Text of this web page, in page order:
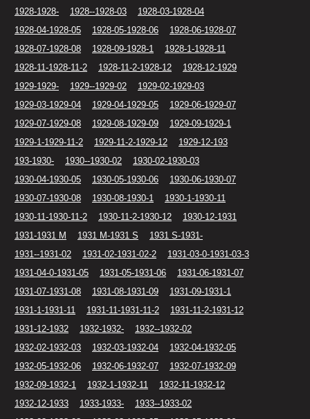
1928-1928- 1928--1928-03
1928-03-1928-04
1928-04-1928-05
1928-05-1928-06
1928-06-1928-07
1928-07-1928-08
1928-09-1928-1
1928-1-1928-11
1928-11-1928-11-2
1928-11-2-1928-12
1928-12-1929
1929-1929-
1929--1929-02
1929-02-1929-03
1929-03-1929-04
1929-04-1929-05
1929-06-1929-07
1929-07-1929-08
1929-08-1929-09
1929-09-1929-1
1929-1-1929-11-2
1929-11-2-1929-12
1929-12-193
193-1930-
1930--1930-02
1930-02-1930-03
1930-04-1930-05
1930-05-1930-06
1930-06-1930-07
1930-07-1930-08
1930-08-1930-1
1930-1-1930-11
1930-11-1930-11-2
1930-11-2-1930-12
1930-12-1931
1931-1931 M
1931 M-1931 S
1931 S-1931-
1931--1931-02
1931-02-1931-02-2
1931-03-0-1931-03-3
1931-04-0-1931-05
1931-05-1931-06
1931-06-1931-07
1931-07-1931-08
1931-08-1931-09
1931-09-1931-1
1931-1-1931-11
1931-11-1931-11-2
1931-11-2-1931-12
1931-12-1932
1932-1932-
1932--1932-02
1932-02-1932-03
1932-03-1932-04
1932-04-1932-05
1932-05-1932-06
1932-06-1932-07
1932-07-1932-09
1932-09-1932-1
1932-1-1932-11
1932-11-1932-12
1932-12-1933
1933-1933-
1933--1933-02